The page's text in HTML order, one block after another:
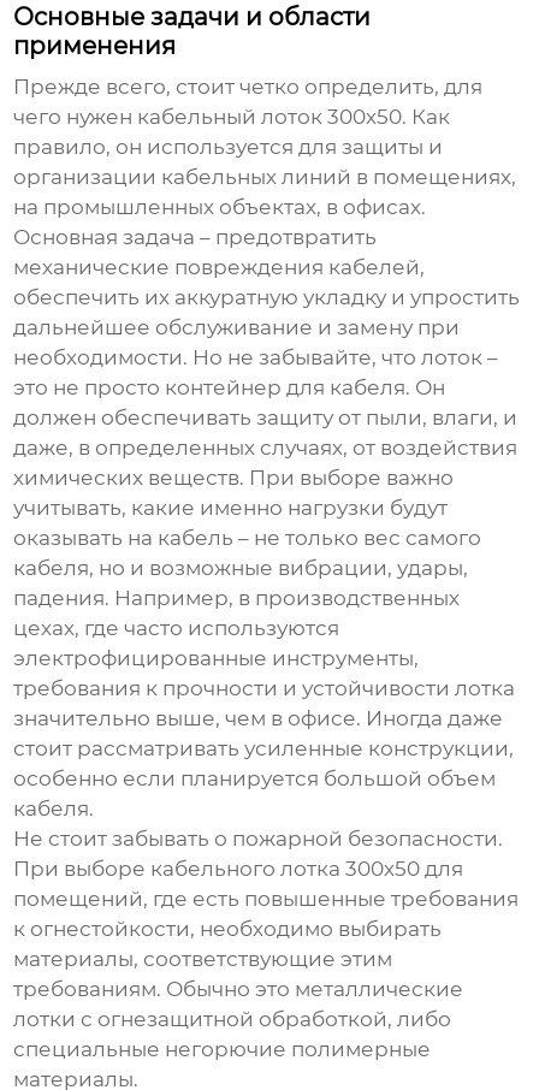
Основные задачи и области
применения
Прежде всего, стоит четко определить, для
чего нужен кабельный лоток 300х50. Как
правило, он используется для защиты и
организации кабельных линий в помещениях,
на промышленных объектах, в офисах.
Основная задача – предотвратить
механические повреждения кабелей,
обеспечить их аккуратную укладку и упростить
дальнейшее обслуживание и замену при
необходимости. Но не забывайте, что лоток –
это не просто контейнер для кабеля. Он
должен обеспечивать защиту от пыли, влаги, и
даже, в определенных случаях, от воздействия
химических веществ. При выборе важно
учитывать, какие именно нагрузки будут
оказывать на кабель – не только вес самого
кабеля, но и возможные вибрации, удары,
падения. Например, в производственных
цехах, где часто используются
электрофицированные инструменты,
требования к прочности и устойчивости лотка
значительно выше, чем в офисе. Иногда даже
стоит рассматривать усиленные конструкции,
особенно если планируется большой объем
кабеля.
Не стоит забывать о пожарной безопасности.
При выборе кабельного лотка 300х50 для
помещений, где есть повышенные требования
к огнестойкости, необходимо выбирать
материалы, соответствующие этим
требованиям. Обычно это металлические
лотки с огнезащитной обработкой, либо
специальные негорючие полимерные
материалы.